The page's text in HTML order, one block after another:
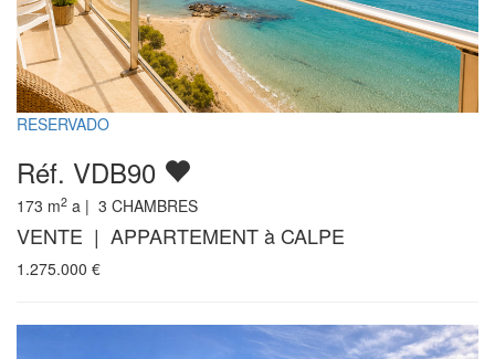
RESERVADO
Réf. VDB90
173 m2 a | 3 CHAMBRES
VENTE | APPARTEMENT à CALPE
1.275.000 €